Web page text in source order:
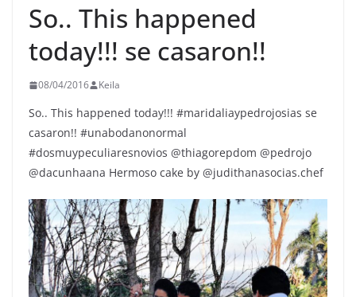
So.. This happened
today!!! se casaron!!
08/04/2016 Keila
So.. This happened today!!! #maridaliaypedrojosias se
casaron!! #unabodanonormal
#dosmuypeculiaresnovios @thiagorepdom @pedrojo
@dacunhaana Hermoso cake by @judithanasocias.chef